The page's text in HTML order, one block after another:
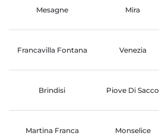
Mesagne Mira
Francavilla Fontana Venezia
Brindisi Piove Di Sacco
Martina Franca Monselice